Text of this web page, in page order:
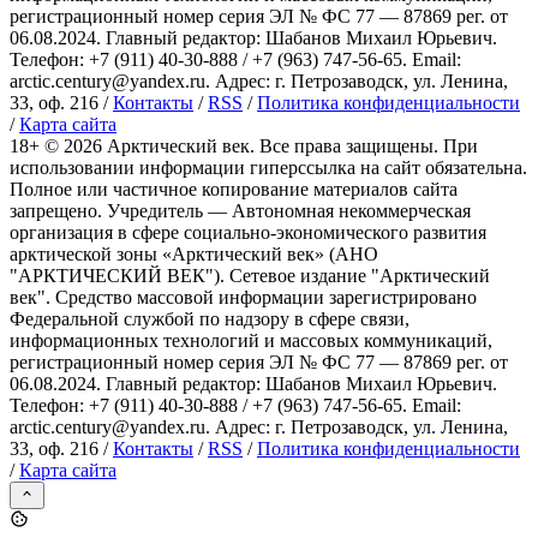
регистрационный номер серия ЭЛ № ФС 77 — 87869 рег. от
06.08.2024. Главный редактор: Шабанов Михаил Юрьевич.
Телефон: +7 (911) 40-30-888 / +7 (963) 747-56-65. Email:
arctic.century@yandex.ru. Адрес: г. Петрозаводск, ул. Ленина,
33, оф. 216 /Контакты /RSS /Политика конфиденциальности
/Карта сайта
18+ © 2026 Арктический век. Все права защищены. При
использовании информации гиперссылка на сайт обязательна.
Полное или частичное копирование материалов сайта
запрещено. Учредитель — Автономная некоммерческая
организация в сфере социально-экономического развития
арктической зоны «Арктический век» (АНО
"АРКТИЧЕСКИЙ ВЕК"). Сетевое издание "Арктический
век". Средство массовой информации зарегистрировано
Федеральной службой по надзору в сфере связи,
информационных технологий и массовых коммуникаций,
регистрационный номер серия ЭЛ № ФС 77 — 87869 рег. от
06.08.2024. Главный редактор: Шабанов Михаил Юрьевич.
Телефон: +7 (911) 40-30-888 / +7 (963) 747-56-65. Email:
arctic.century@yandex.ru. Адрес: г. Петрозаводск, ул. Ленина,
33, оф. 216 /Контакты /RSS /Политика конфиденциальности
/Карта сайта